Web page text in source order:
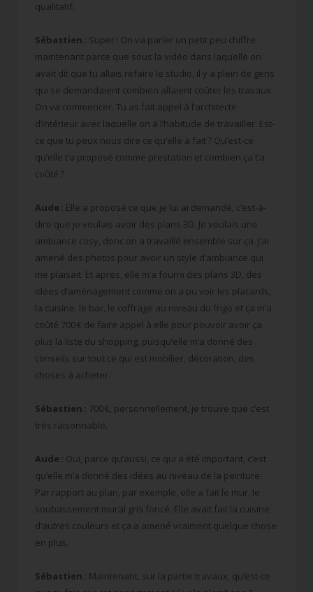
qualitatif.
Sébastien : Super ! On va parler un petit peu chiffre
maintenant parce que sous la vidéo dans laquelle on
avait dit que tu allais refaire le studio, il y a plein de gens
qui se demandaient combien allaient coûter les travaux.
On va commencer. Tu as fait appel à l’architecte
d’intérieur avec laquelle on a l’habitude de travailler. Est-
ce que tu peux nous dire ce qu’elle a fait ? Qu’est-ce
qu’elle t’a proposé comme prestation et combien ça t’a
coûté ?
Aude : Elle a proposé ce que je lui ai demandé, c’est-à-
dire que je voulais avoir des plans 3D. Je voulais une
ambiance cosy, donc on a travaillé ensemble sur ça. J’ai
amené des photos pour avoir un style d’ambiance qui
me plaisait. Et après, elle m’a fourni des plans 3D, des
idées d’aménagement comme on a pu voir les placards,
la cuisine, le bar, le coffrage au niveau du frigo et ça m’a
coûté 700 € de faire appel à elle pour pouvoir avoir ça
plus la liste du shopping, puisqu’elle m’a donné des
conseils sur tout ce qui est mobilier, décoration, des
choses à acheter.
Sébastien : 700 €, personnellement, je trouve que c’est
très raisonnable.
Aude : Oui, parce qu’aussi, ce qui a été important, c’est
qu’elle m’a donné des idées au niveau de la peinture.
Par rapport au plan, par exemple, elle a fait le mur, le
soubassement mural gris foncé. Elle avait fait la cuisine
d’autres couleurs et ça a amené vraiment quelque chose
en plus.
Sébastien : Maintenant, sur la partie travaux, qu’est-ce